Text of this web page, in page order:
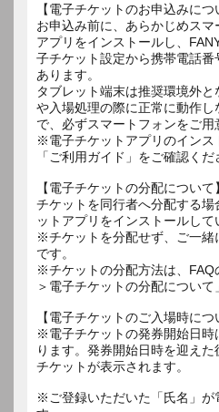
【電子チケットのお申込みにつ
お申込み前に、あらかじめス
アプリをインストールし、
子チケット設定から携帯電話
あります。
タブレット端末は推奨環境外
や入場処理の際に正常に動作
で、必ずスマートフォンをご用
※電子チケットアプリのインス
「ご利用ガイド」をご確認くだ
【電子チケットの分配について】
チケットを同行者へ分配する
ットアプリをインストールして
※チケットを分配せず、ご一緒
です。
※チケットの分配方法は、FAQ
＞電子チケットの分配について
【電子チケットのご入場時につ
※電子チケットの発券開始日時
ります。発券開始日時を迎え
チケットが表示されます。
※ご登録いただいた「氏名」が